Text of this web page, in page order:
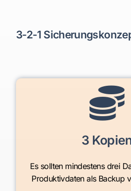
3-2-1
3
Es sollten mindestens drei
Produktivdaten als Backup